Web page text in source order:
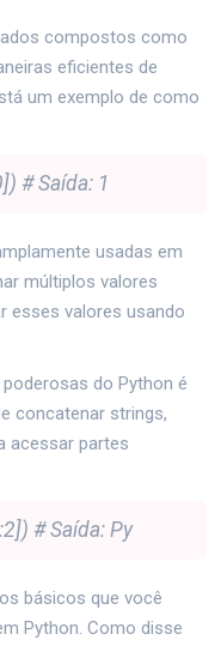
compostos como
eficientes de
um exemplo de como
# Saída: 1
usadas em
múltiplos valores
esses valores usando
do Python é
concatenar strings,
acessar partes
# Saída: Py
básicos que você
Python. Como disse